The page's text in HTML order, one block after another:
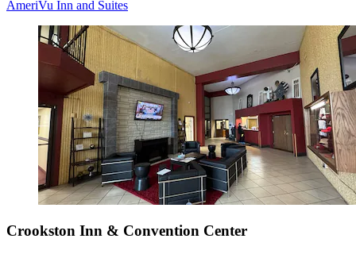
AmeriVu Inn and Suites
Crookston Inn & Convention Center